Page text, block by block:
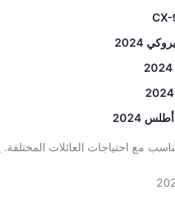
2024
2024
مع احتياجات العائلات المختلفة.